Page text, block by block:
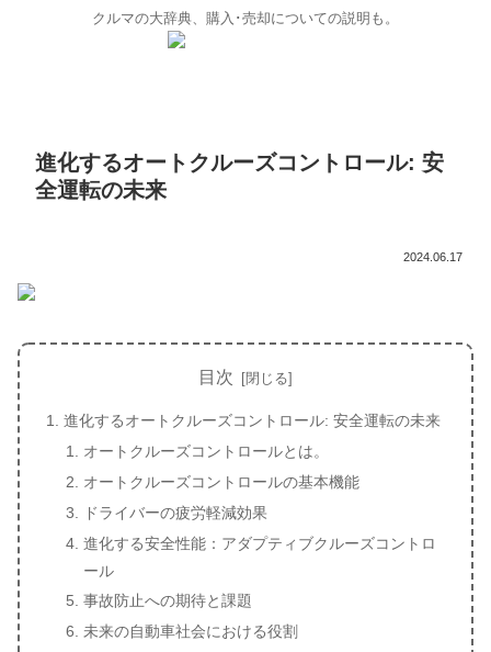
クルマの大辞典、購入･売却についての説明も。
進化するオートクルーズコントロール: 安
全運転の未来
2024.06.17
目次
進化するオートクルーズコントロール: 安全運転の未来
オートクルーズコントロールとは。
オートクルーズコントロールの基本機能
ドライバーの疲労軽減効果
進化する安全性能：アダプティブクルーズコントロ
ール
事故防止への期待と課題
未来の自動車社会における役割